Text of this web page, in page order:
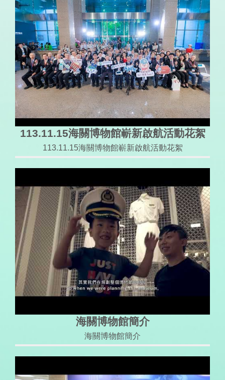
113.11.15海關博物館嶄新啟航活動花絮
113.11.15海關博物館嶄新啟航活動花絮
海關博物館簡介
海關博物館簡介